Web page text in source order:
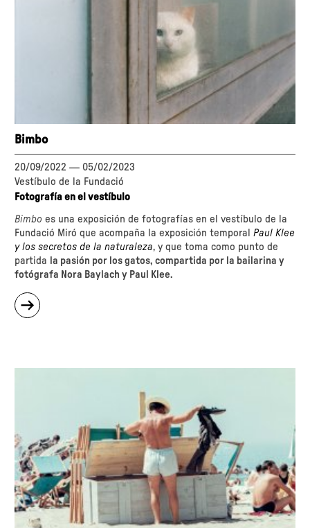
Bimbo
20/09/2022 — 05/02/2023
Vestíbulo de la Fundació
Fotografía en el vestíbulo
Bimbo es una exposición de fotografías en el vestíbulo de la
Fundació Miró que acompaña la exposición temporalPaul Klee
y los secretos de la naturaleza, y que toma como punto de
partida la pasión por los gatos, compartida por la bailarina y
fotógrafa Nora Baylach y Paul Klee.